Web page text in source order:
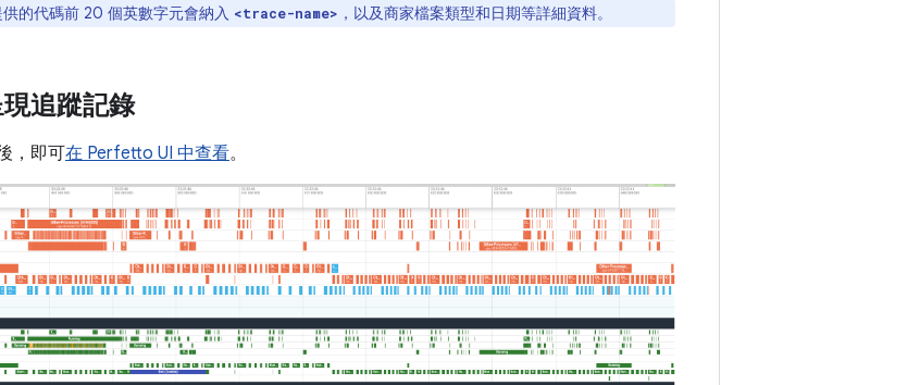
的代碼前 20 個英數字元會納入 <trace-name> ，以及商家檔案類型和日期等詳細資料。
追蹤記錄
，即可在 Perfetto UI 中查看。